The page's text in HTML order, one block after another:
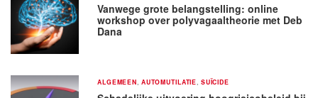
Vanwege grote belangstelling: online
workshop over polyvagaaltheorie met Deb
Dana
ALGEMEEN AUTOMUTILATIE SUÏCIDE